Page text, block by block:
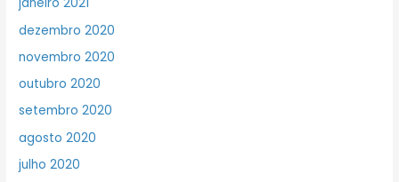
dezembro 2020
novembro 2020
outubro 2020
setembro 2020
agosto 2020
julho 2020